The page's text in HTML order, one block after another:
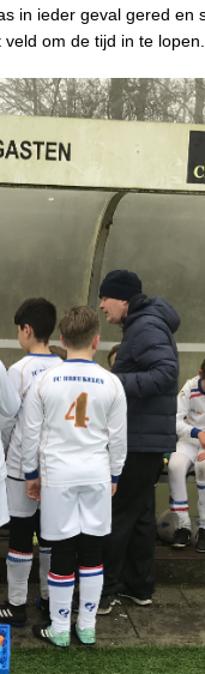
in ieder geval gered en
om de tijd in te lopen.